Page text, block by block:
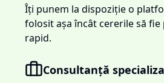
Îți punem la dispoziție o
folosit așa încât cererile să fie
rapid.
Consultanță